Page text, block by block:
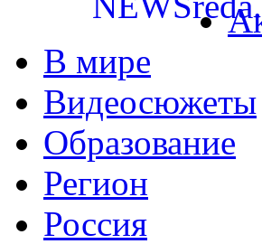
В мире
Видеосюжеты
Образование
Регион
Россия